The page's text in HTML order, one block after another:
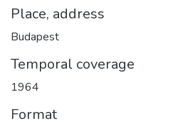
Place, address
Budapest
Temporal coverage
1964
Format